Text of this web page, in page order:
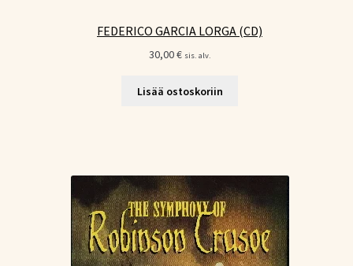
FEDERICO GARCIA LORGA (CD)
30,00€ sis. alv.
Lisää ostoskoriin